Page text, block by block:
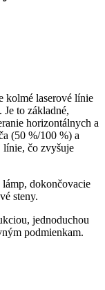
kolmé laserové línie
to základné,
horizontálnych a
(50 %/100 %) a
línie, čo zvyšuje
dokončovacie
steny.
jednoduchou
podmienkam.